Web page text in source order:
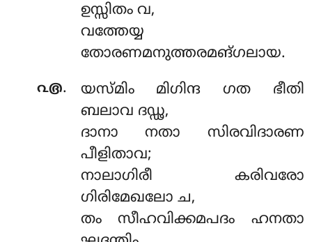
ഉസ്സിതം വ,
വത്തേയ്യ
തോരണമനുത്തരമങ്ഗലായ.
൨൫.
യസ്മിം മിഗിന്ദ ഗത ഭീതി
ബലാവ ദഡ്ഢ,
ദാനാ നതാ സിരവിദാരണ
പീളിതാവ;
നാലാഗിരീ കരിവരോ
ഗിരിമേഖലോ ച,
തം സീഹവിക്കമപദം ഹനതാ